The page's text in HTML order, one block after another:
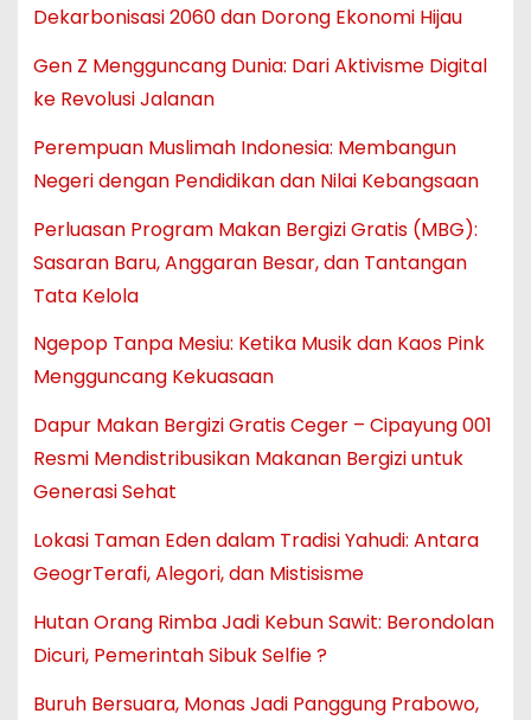
Dekarbonisasi 2060 dan Dorong Ekonomi Hijau
Gen Z Mengguncang Dunia: Dari Aktivisme Digital
ke Revolusi Jalanan
Perempuan Muslimah Indonesia: Membangun
Negeri dengan Pendidikan dan Nilai Kebangsaan
Perluasan Program Makan Bergizi Gratis (MBG):
Sasaran Baru, Anggaran Besar, dan Tantangan
Tata Kelola
Ngepop Tanpa Mesiu: Ketika Musik dan Kaos Pink
Mengguncang Kekuasaan
Dapur Makan Bergizi Gratis Ceger – Cipayung 001
Resmi Mendistribusikan Makanan Bergizi untuk
Generasi Sehat
Lokasi Taman Eden dalam Tradisi Yahudi: Antara
GeogrTerafi, Alegori, dan Mistisisme
Hutan Orang Rimba Jadi Kebun Sawit: Berondolan
Dicuri, Pemerintah Sibuk Selfie ?
Buruh Bersuara, Monas Jadi Panggung Prabowo,